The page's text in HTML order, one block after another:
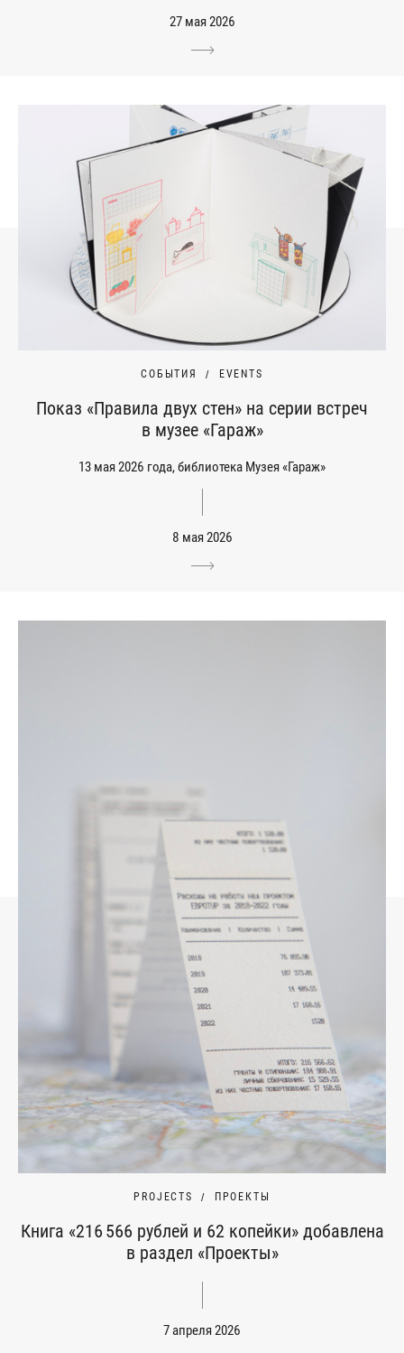
27 мая 2026
СОБЫТИЯ EVENTS
Показ «Правила двух стен» на серии встреч
в музее «Гараж»
13 мая 2026 года, библиотека Музея «Гараж»
8 мая 2026
PROJECTS ПРОЕКТЫ
Книга «216 566 рублей и 62 копейки» добавлена
в раздел «Проекты»
7 апреля 2026